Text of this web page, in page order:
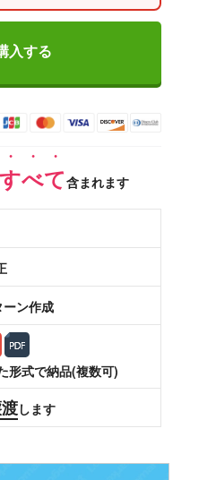
入する
すべて含まれます
ン作成
形式で納品(複数可)
します